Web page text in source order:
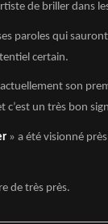
de briller dans
paroles qui
certain.
son
un très bon
» a été visionné
de très près.